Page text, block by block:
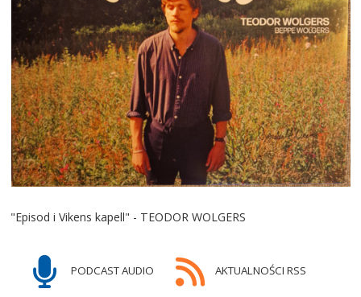
"Episod i Vikens kapell" - TEODOR WOLGERS
PODCAST AUDIO AKTUALNOŚCI RSS